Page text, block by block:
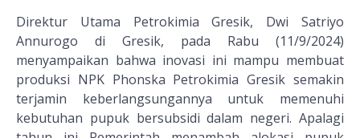
Direktur Utama Petrokimia Gresik, Dwi Satriyo
Annurogo di Gresik, pada Rabu (11/9/2024)
menyampaikan bahwa inovasi ini mampu membuat
produksi NPK Phonska Petrokimia Gresik semakin
terjamin keberlangsungannya untuk memenuhi
kebutuhan pupuk bersubsidi dalam negeri. Apalagi